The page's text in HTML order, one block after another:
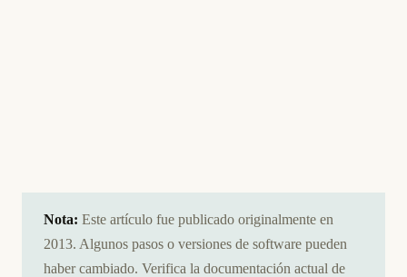
Nota: Este artículo fue publicado originalmente en
2013. Algunos pasos o versiones de software pueden
haber cambiado. Verifica la documentación actual de